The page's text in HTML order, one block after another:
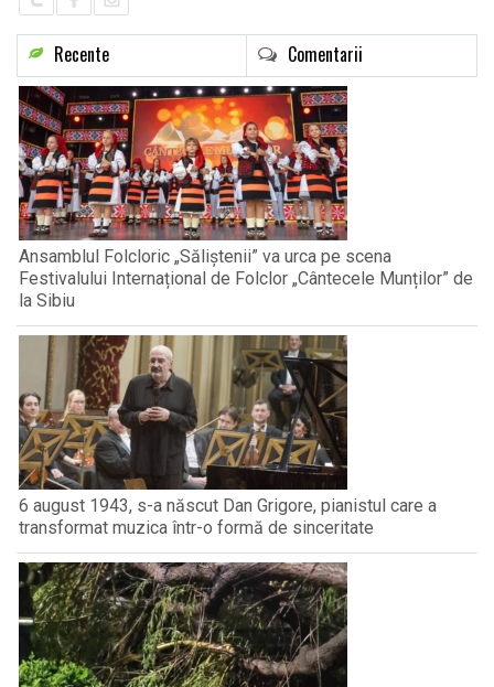
Recente Comentarii
Ansamblul Folcloric „Săliștenii” va urca pe scena
Festivalului Internațional de Folclor „Cântecele Munților” de
la Sibiu
6 august 1943, s-a născut Dan Grigore, pianistul care a
transformat muzica într-o formă de sinceritate